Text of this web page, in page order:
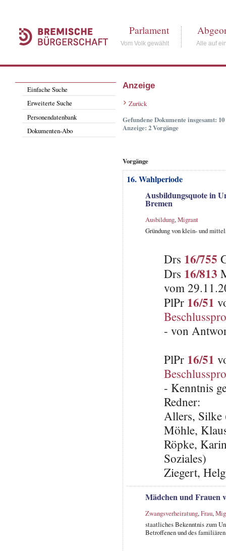
Parlament
Vom Volk gewählt Alle auf
Einfache Suche
Erweiterte Suche
Personendatenbank
Dokumenten-Abo
Anzeige
Zurück
Gefundene Dokumente insgesamt: 10
Anzeige: 2 Vorgänge
Vorgänge
16. Wahlperiode
Ausbildungsquote in
Bremen
Ausbildung,Migrant
Gründung von klein- und
Drs 16/755
Drs 16/813
vom
PlPr 16/51
- von
PlPr 16/51
- Kenntnis
Redner:
Allers,
Möhle,
Röpke,
Soziales)
Ziegert,
Mädchen und Frauen
Zwangsverheiratung,Frau,
staatliches Bekenntnis zum
Betroffenen und des